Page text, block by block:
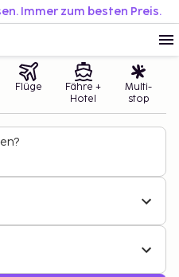
Immer zum besten Preis.
Flüge
Fähre +
Hotel
Multi-
stop